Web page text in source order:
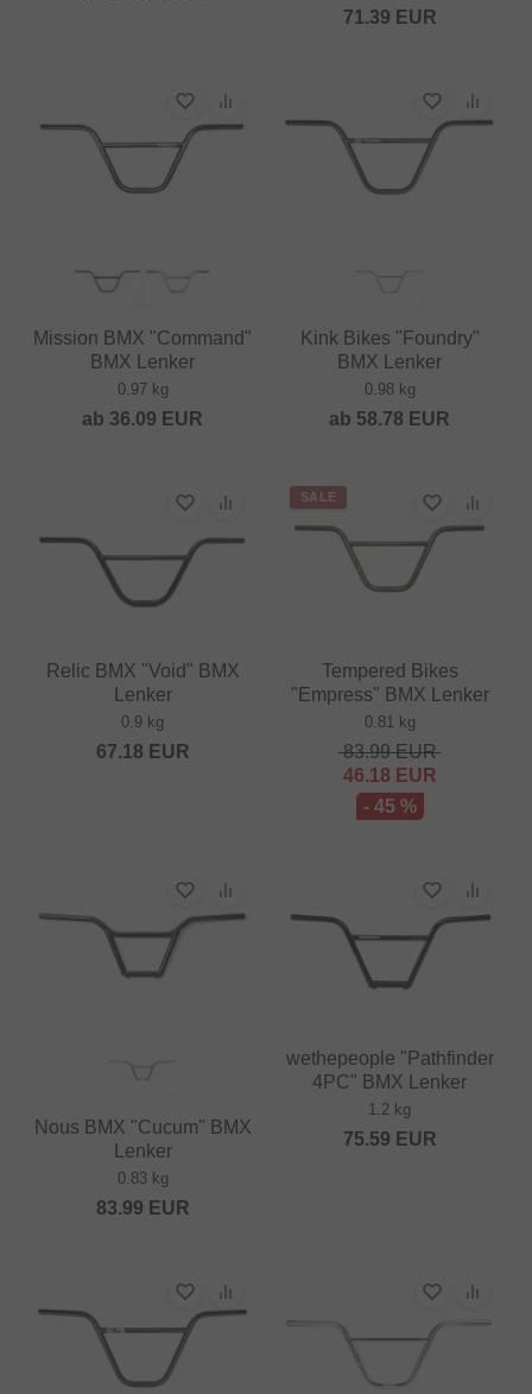
71.39 EUR
Mission BMX "Command"
BMX Lenker
0.97 kg
ab 36.09 EUR
Kink Bikes "Foundry"
BMX Lenker
0.98 kg
ab 58.78 EUR
Relic BMX "Void" BMX
Lenker
0.9 kg
67.18 EUR
SALE
Tempered Bikes
"Empress" BMX Lenker
0.81 kg
83.99EUR
46.18 EUR
- 45 %
Nous BMX "Cucum" BMX
Lenker
0.83 kg
83.99 EUR
wethepeople "Pathfinder
4PC" BMX Lenker
1.2 kg
75.59 EUR